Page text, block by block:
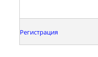
Регистрация